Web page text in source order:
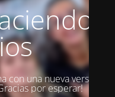
una nueva versión.
por esperar!